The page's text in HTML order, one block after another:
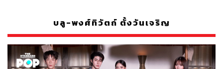
บลู-พงศ์ทิวัตถ์ ตั้งวันเจริญ